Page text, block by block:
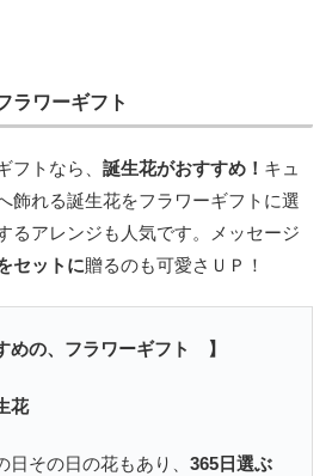
ラワーギフト
フトなら、 誕生花がおすすめ！ キュ
飾れる誕生花をフラワーギフトに選
るアレンジも人気です。メッセージ
セットに贈るのも可愛さＵＰ！
めの、フラワーギフト 】
花
その日の花もあり、 365日選ぶ